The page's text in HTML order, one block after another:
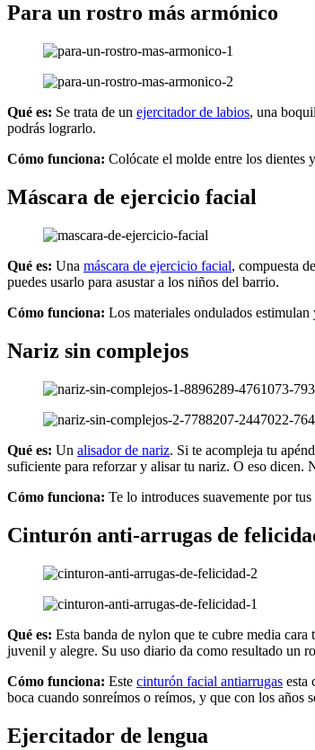
Para un rostro más armónico
Qué es: Se trata de un ejercitador de labios, una
podrás lograrlo.
Cómo funciona: Colócate el molde entre los dientes
Máscara de ejercicio facial
Qué es: Una máscara de ejercicio facial, compuesta
puedes usarlo para asustar a los niños del barrio.
Cómo funciona: Los materiales ondulados
Nariz sin complejos
Qué es: Un alisador de nariz. Si te acompleja tu
suficiente para reforzar y alisar tu nariz. O eso dicen.
Cómo funciona: Te lo introduces suavemente por
Cinturón anti-arrugas de
Qué es: Esta banda de nylon que te cubre media
juvenil y alegre. Su uso diario da como resultado un
Cómo funciona: Este cinturón facial antiarrugas esta
boca cuando sonreímos o reímos, y que con los años
Ejercitador de lengua